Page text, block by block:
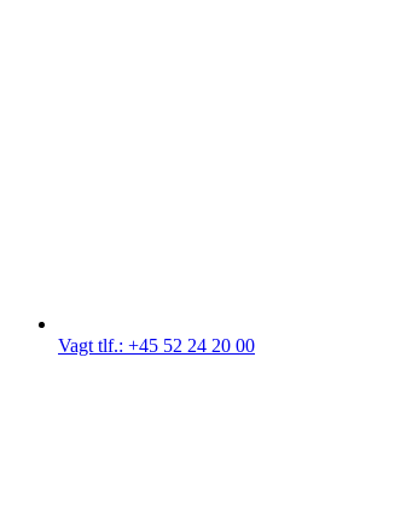
Vagt tlf.: +45 52 24 20 00